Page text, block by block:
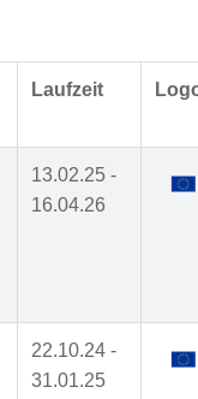
Laufzeit
13.02.25 -
16.04.26
22.10.24 -
31.01.25